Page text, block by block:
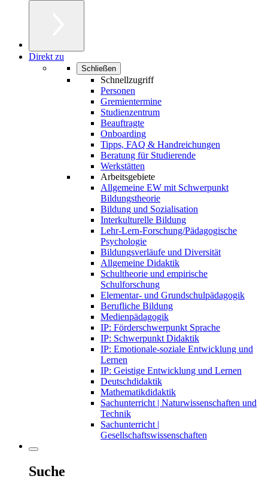
Direkt zu
Schließen
Schnellzugriff
Personen
Gremientermine
Studienzentrum
Beauftragte
Onboarding
Tipps, FAQ & Handreichungen
Beratung für Studierende
Werkstätten
Arbeitsgebiete
Allgemeine EW mit Schwerpunkt
Bildungstheorie
Bildung und Sozialisation
Interkulturelle Bildung
Lehr-Lern-Forschung/Pädagogische
Psychologie
Bildungsverläufe und Diversität
Allgemeine Didaktik
Schultheorie und empirische
Schulforschung
Elementar- und Grundschulpädagogik
Berufliche Bildung
Medienpädagogik
IP: Förderschwerpunkt Sprache
IP: Schwerpunkt Didaktik
IP: Emotionale-soziale Entwicklung und
Lernen
IP: Geistige Entwicklung und Lernen
Deutschdidaktik
Mathematikdidaktik
Sachunterricht | Naturwissenschaften und
Technik
Sachunterricht |
Gesellschaftswissenschaften
Suche